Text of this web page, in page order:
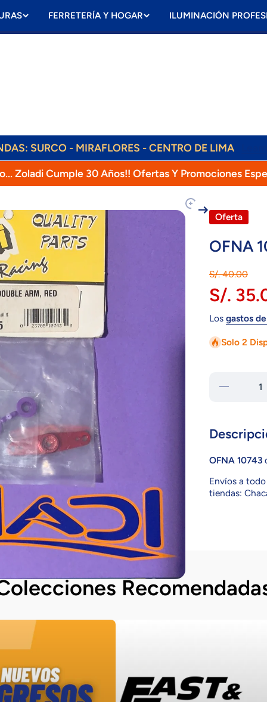
FERRETERÍA Y HOGAR ILUMINACIÓN
SURCO - MIRAFLORES - CENTRO DE LIMA
Zoladi Cumple 30 Años!! Ofertas Y Promociones
Oferta
OFNA
S/. 40.00
S/.
Los gastos
Solo 2
Reducir
OFNA 10743
Envíos a
tiendas: